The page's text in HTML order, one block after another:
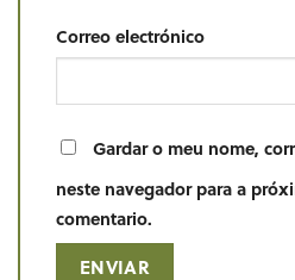
Correo electrónico
Gardar o meu nome,
neste navegador para a
comentario.